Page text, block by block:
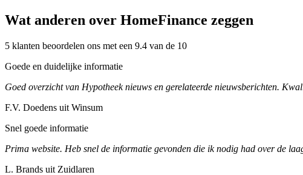
Wat anderen over HomeFinance zeggen
5 klanten beoordelen ons met een 9.4 van de 10
Goede en duidelijke informatie
Goed overzicht van Hypotheek nieuws en gerelateerde nieuwsberichten.
F.V. Doedens uit Winsum
Snel goede informatie
Prima website. Heb snel de informatie gevonden die ik nodig had over de
L. Brands uit Zuidlaren